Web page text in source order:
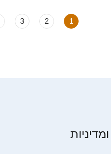
1
2
3